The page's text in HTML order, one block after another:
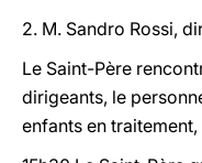
2. M. Sandro Rossi,
Le Saint-Père
dirigeants, le
enfants en